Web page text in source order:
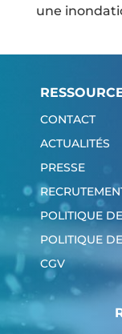
une
CONTACT
ACTUALITÉS
PRESSE
POLITIQUE
POLITIQUE
CGV